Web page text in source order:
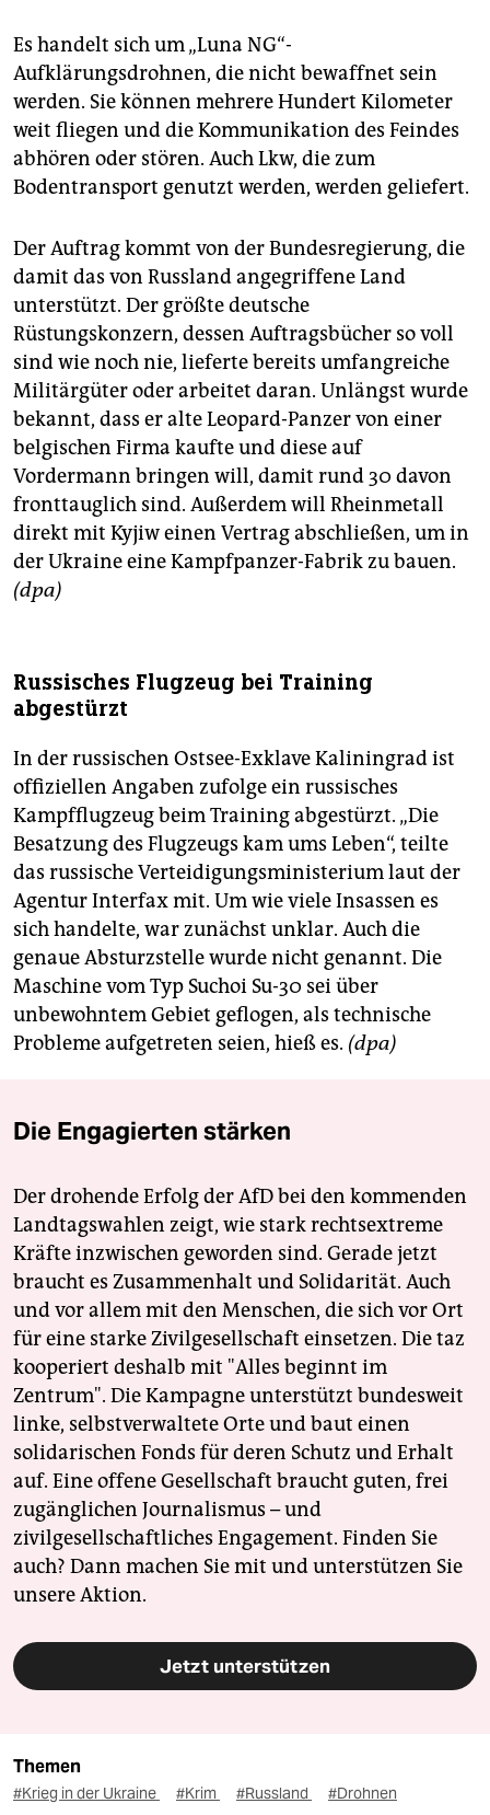
Es handelt sich um „Luna NG“-
Aufklärungsdrohnen, die nicht bewaffnet sein
werden. Sie können mehrere Hundert Kilometer
weit fliegen und die Kommunikation des Feindes
abhören oder stören. Auch Lkw, die zum
Bodentransport genutzt werden, werden geliefert.
Der Auftrag kommt von der Bundesregierung, die
damit das von Russland angegriffene Land
unterstützt. Der größte deutsche
Rüstungskonzern, dessen Auftragsbücher so voll
sind wie noch nie, lieferte bereits umfangreiche
Militärgüter oder arbeitet daran. Unlängst wurde
bekannt, dass er alte Leopard-Panzer von einer
belgischen Firma kaufte und diese auf
Vordermann bringen will, damit rund 30 davon
fronttauglich sind. Außerdem will Rheinmetall
direkt mit Kyjiw einen Vertrag abschließen, um in
der Ukraine eine Kampfpanzer-Fabrik zu bauen.
(dpa)
Russisches Flugzeug bei Training
abgestürzt
In der russischen Ostsee-Exklave Kaliningrad ist
offiziellen Angaben zufolge ein russisches
Kampfflugzeug beim Training abgestürzt. „Die
Besatzung des Flugzeugs kam ums Leben“, teilte
das russische Verteidigungsministerium laut der
Agentur Interfax mit. Um wie viele Insassen es
sich handelte, war zunächst unklar. Auch die
genaue Absturzstelle wurde nicht genannt. Die
Maschine vom Typ Suchoi Su-30 sei über
unbewohntem Gebiet geflogen, als technische
Probleme aufgetreten seien, hieß es. (dpa)
Die Engagierten stärken
Der drohende Erfolg der AfD bei den kommenden
Landtagswahlen zeigt, wie stark rechtsextreme
Kräfte inzwischen geworden sind. Gerade jetzt
braucht es Zusammenhalt und Solidarität. Auch
und vor allem mit den Menschen, die sich vor Ort
für eine starke Zivilgesellschaft einsetzen. Die taz
kooperiert deshalb mit "Alles beginnt im
Zentrum". Die Kampagne unterstützt bundesweit
linke, selbstverwaltete Orte und baut einen
solidarischen Fonds für deren Schutz und Erhalt
auf. Eine offene Gesellschaft braucht guten, frei
zugänglichen Journalismus – und
zivilgesellschaftliches Engagement. Finden Sie
auch? Dann machen Sie mit und unterstützen Sie
unsere Aktion.
Jetzt unterstützen
Themen
#Krieg in der Ukraine #Krim #Russland
#Drohnen